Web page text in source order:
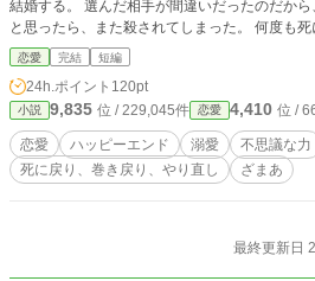
結婚する。 選んだ相手が間違いだったのだから、もう一人の王子を選べばいい
と思ったら、また殺されてしまった。 何度も死に戻り、生きる為の方法を探
す。そんな中、ようやく一緒に戦ってくれる相
恋愛 完結 短編
24h.ポイント 120pt
小説 9,835 位 / 229,045件 恋愛 4,410 位 /
恋愛 ハッピーエンド 溺愛 不思議な力
死に戻り、巻き戻り、やり直し
ざまあ
最終更新日